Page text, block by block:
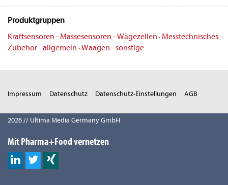
Produktgruppen
Kraftsensoren - Massesensoren - Wägezellen · Messtechnisches
Zubehör - allgemein ·Waagen - sonstige
Impressum Datenschutz Datenschutz-Einstellungen AGB
2026 // Ultima Media Germany GmbH
Mit Pharma+Food vernetzen